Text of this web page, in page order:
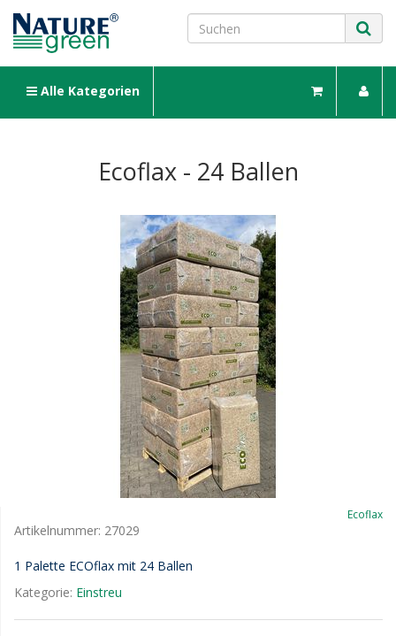
Alle Kategorien
Ecoflax - 24 Ballen
Ecoflax
Artikelnummer: 27029
1 Palette ECOflax mit 24 Ballen
Kategorie: Einstreu